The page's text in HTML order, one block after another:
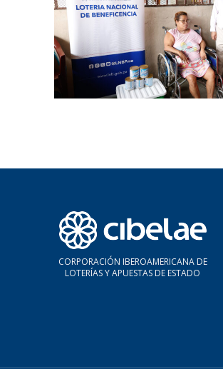
CORPORACIÓN IBEROAMERICANA DE
LOTERÍAS Y APUESTAS DE ESTADO